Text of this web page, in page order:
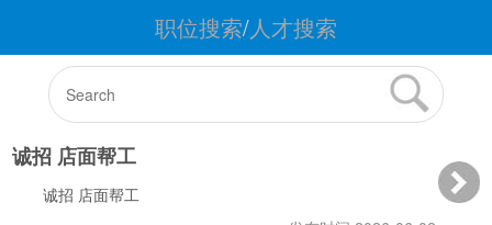
职位搜索/人才搜索
诚招 店面帮工
诚招 店面帮工